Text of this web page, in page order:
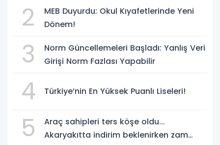
2
MEB Duyurdu: Okul Kıyafetlerinde Yeni
Dönem!
3
Norm Güncellemeleri Başladı: Yanlış Veri
Girişi Norm Fazlası Yapabilir
4 Türkiye’nin En Yüksek Puanlı Liseleri!
5
Araç sahipleri ters köşe oldu...
Akaryakıtta indirim beklenirken zam